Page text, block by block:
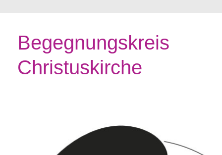
Begegnungskreis
Christuskirche